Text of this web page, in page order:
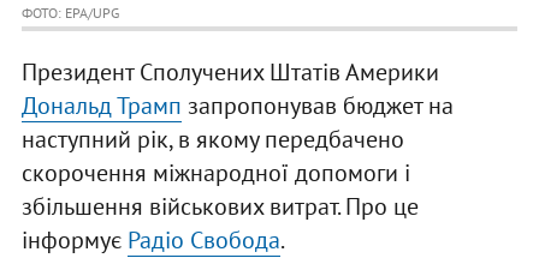
ФОТО: EPA/UPG
Президент Сполучених Штатів Америки
Дональд Трамп запропонував бюджет на
наступний рік, в якому передбачено
скорочення міжнародної допомоги і
збільшення військових витрат. Про це
інформує Радіо Свобода.